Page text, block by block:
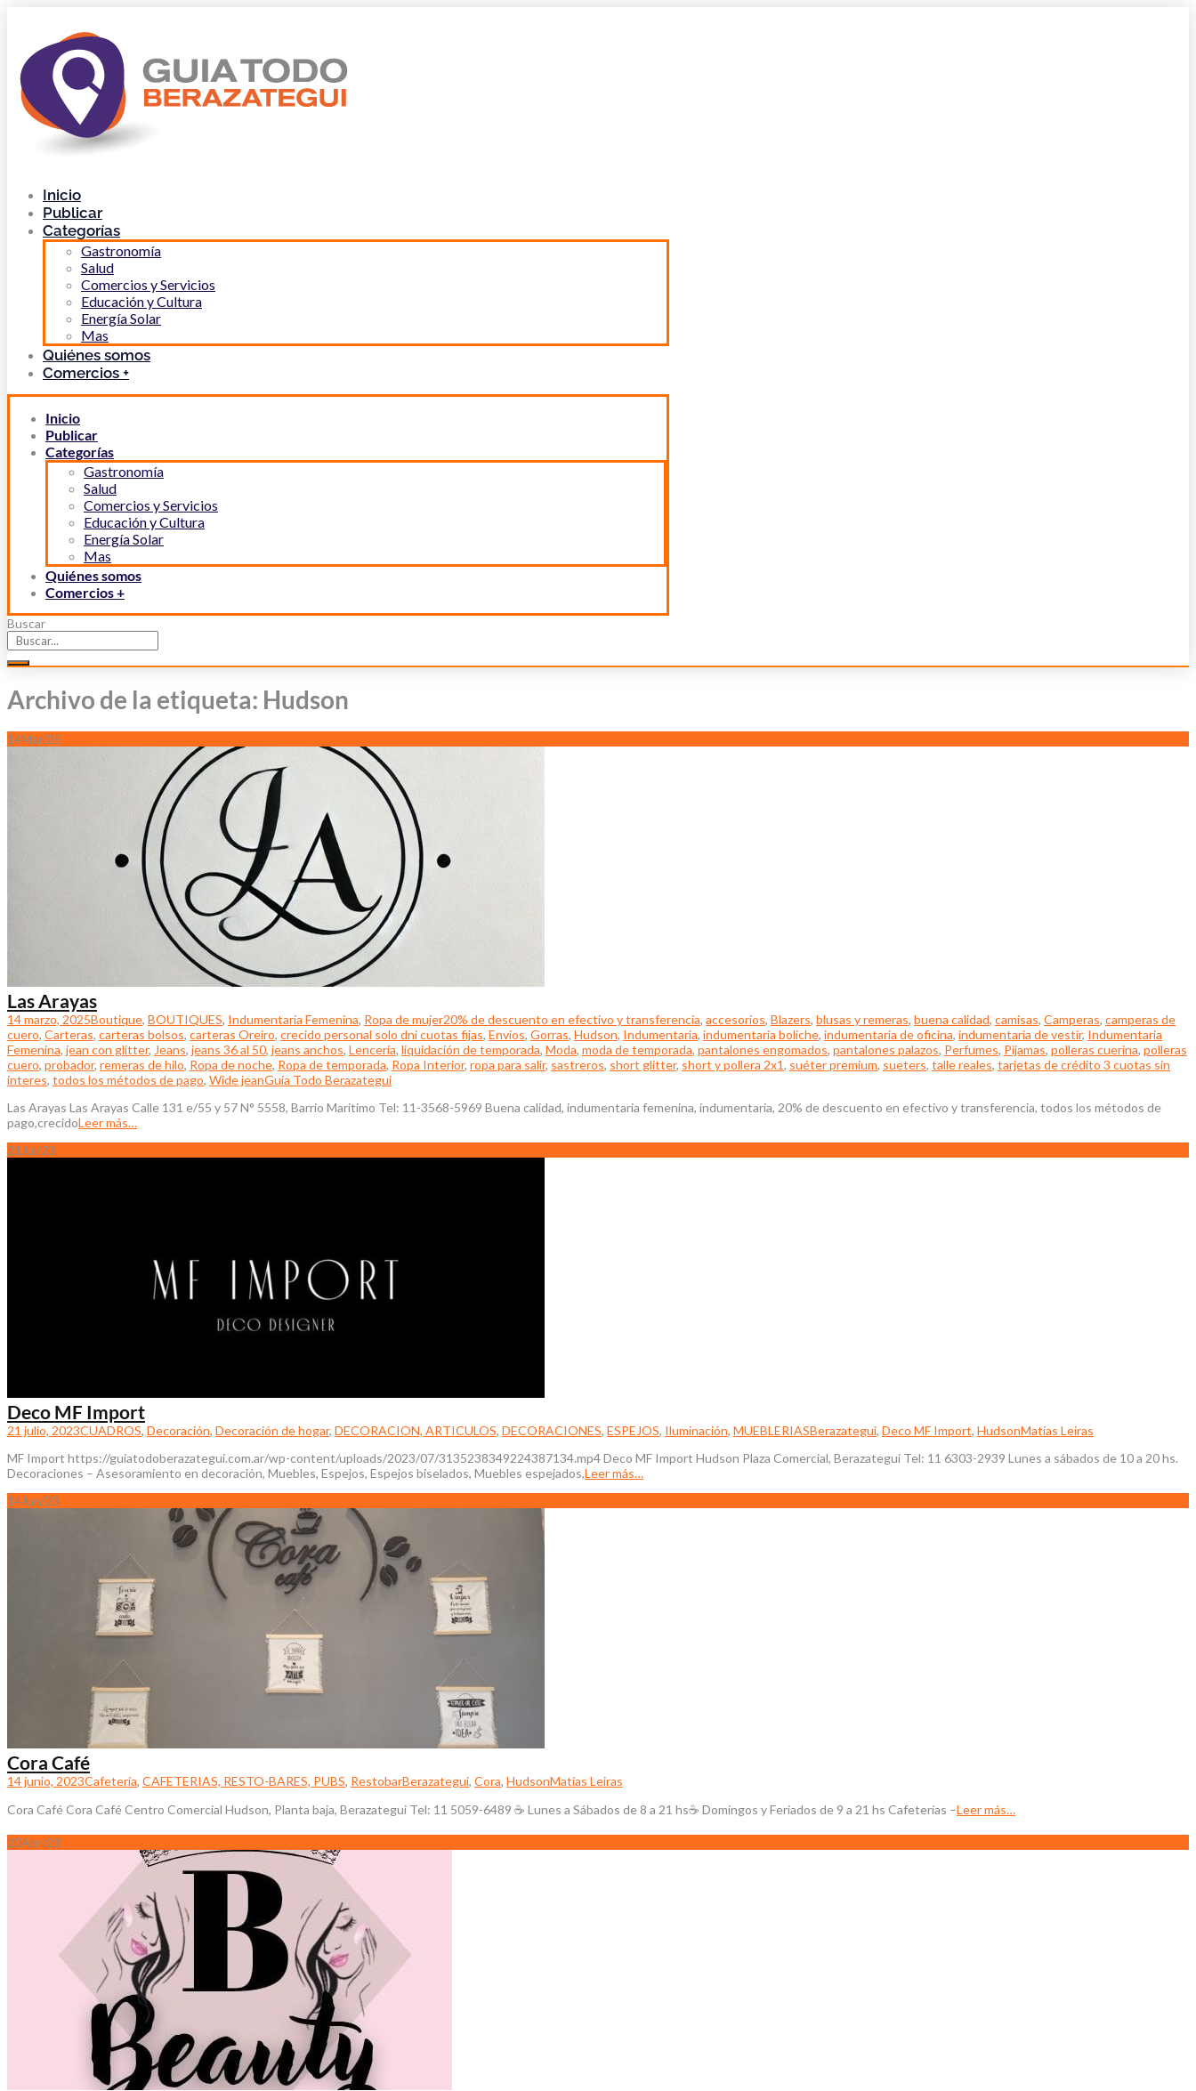
Inicio
Publicar
Categorías
Gastronomía
Salud
Comercios y Servicios
Educación y Cultura
Energía Solar
Mas
Quiénes somos
Comercios +
Inicio
Publicar
Categorías
Gastronomía
Salud
Comercios y Servicios
Educación y Cultura
Energía Solar
Mas
Quiénes somos
Comercios +
Buscar
Archivo de la etiqueta: Hudson
14Mar/25
Las Arayas
14 marzo, 2025Boutique, BOUTIQUES, Indumentaria Femenina, Ropa de mujer20% de descuento en efectivo y transferencia, accesorios, Blazers, blusas y remeras, buena calidad, camisas, Camperas, camperas de
cuero, Carteras, carteras bolsos, carteras Oreiro, crecido personal solo dni cuotas fijas, Envíos, Gorras, Hudson, Indumentaria, indumentaria boliche, indumentaria de oficina, indumentaria de vestir, Indumentaria
Femenina, jean con glitter, Jeans, jeans 36 al 50, jeans anchos, Lencería, liquidación de temporada, Moda, moda de temporada, pantalones engomados, pantalones palazos, Perfumes, Pijamas, polleras cuerina, polleras
cuero, probador, remeras de hilo, Ropa de noche, Ropa de temporada, Ropa Interior, ropa para salir, sastreros, short glitter, short y pollera 2x1, suéter premium, sueters, talle reales, tarjetas de crédito 3 cuotas sin
interes, todos los métodos de pago, Wide jeanGuia Todo Berazategui
Las Arayas Las Arayas Calle 131 e/55 y 57 N° 5558, Barrio Maritimo Tel: 11-3568-5969 Buena calidad, indumentaria femenina, indumentaria, 20% de descuento en efectivo y transferencia, todos los métodos de
pago,crecidoLeer más…
21 Jul/23
Deco MF Import
21 julio, 2023CUADROS, Decoración, Decoración de hogar, DECORACION, ARTICULOS, DECORACIONES, ESPEJOS, Iluminación, MUEBLERIASBerazategui, Deco MF Import, HudsonMatías Leiras
MF Import https://guiatodoberazategui.com.ar/wp-content/uploads/2023/07/3135238349224387134.mp4 Deco MF Import Hudson Plaza Comercial, Berazategui Tel: 11 6303-2939 Lunes a sábados de 10 a 20 hs.
Decoraciones – Asesoramiento en decoración, Muebles, Espejos, Espejos biselados, Muebles espejados,Leer más…
14Jun/23
Cora Café
14 junio, 2023Cafetería, CAFETERIAS, RESTO-BARES, PUBS, RestobarBerazategui, Cora, HudsonMatías Leiras
Cora Café Cora Café Centro Comercial Hudson, Planta baja, Berazategui Tel: 11 5059-6489 ☕ Lunes a Sábados de 8 a 21 hs☕ Domingos y Feriados de 9 a 21 hs Cafeterías –Leer más…
20Abr/23